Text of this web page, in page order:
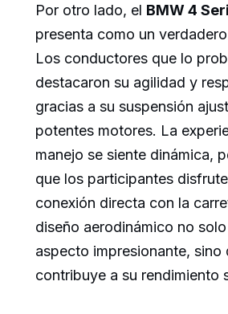
Por otro lado, el BMW 4
presenta como un
Los conductores que lo
destacaron su agilidad y
gracias a su suspensión
potentes motores. La
manejo se siente dinámica,
que los participantes
conexión directa con la
diseño aerodinámico no
aspecto impresionante, sino
contribuye a su rendimiento